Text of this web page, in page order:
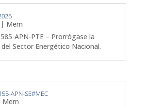
| Mem
APN-PTE – Prorrógase la
Sector Energético Nacional.
APN-SE#MEC
Mem